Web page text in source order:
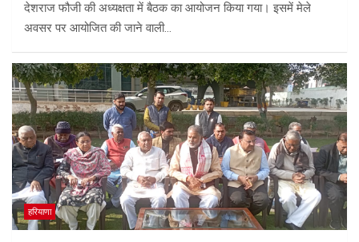
देशराज फौजी की अध्यक्षता में बैठक का आयोजन किया गया। इसमें मेले
अवसर पर आयोजित की जाने वाली…
हरियाणा